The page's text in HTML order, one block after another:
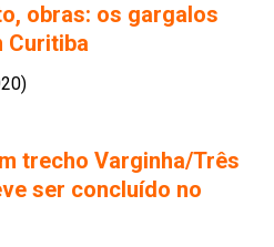
obras: os gargalos
Curitiba
trecho Varginha/Três
ser concluído no